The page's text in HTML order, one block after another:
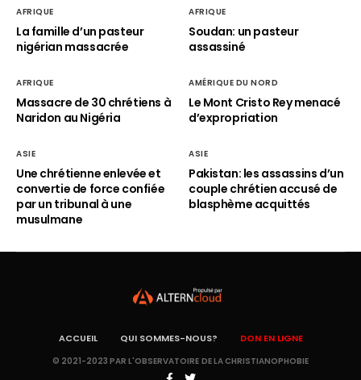
AFRIQUE
La famille d’un pasteur
nigérian massacrée
AFRIQUE
Soudan: un pasteur
assassiné
AFRIQUE
Massacre de 30 chrétiens à
Naridon au Nigéria
AMÉRIQUE DU NORD
Le Mont Cristo Rey menacé
d’expropriation
ASIE
Une chrétienne enlevée et
convertie de force confiée
par un tribunal à une
musulmane
ASIE
Pakistan: les assassins d’un
couple chrétien accusé de
blasphème acquittés
ACCUEIL QUI SOMMES-NOUS? DON EN LIGNE
© 2021-2023 PAR L'OBSERVATOIRE DE LA CHRISTIANOPHOBIE